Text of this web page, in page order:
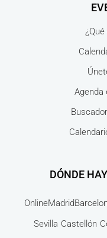
Agenda
DÓNDE
OnlineMadrid
Sevilla Castellón